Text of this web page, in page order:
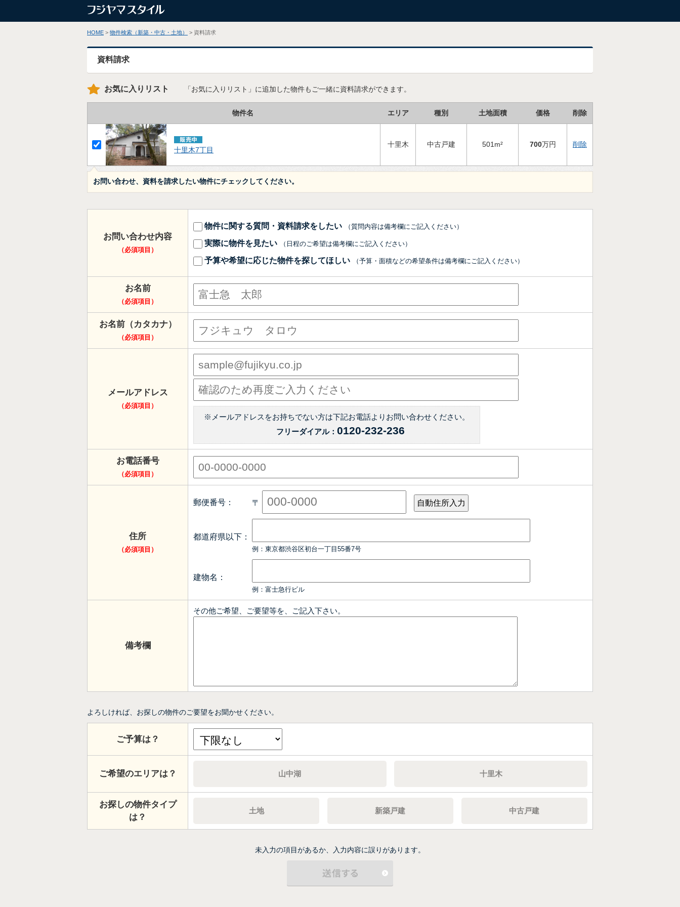
HOME > 物件検索（新築・中古・土地） > 資料請求
資料請求
お気に入りリスト 「お気に入りリスト」に追加した物件もご一緒に資料請求ができます。
物件名 エリア 種別 土地面積 価格 削除
十里木7丁目
十里木 中古戸建 501m² 700万円 削除
お問い合わせ、資料を請求したい物件にチェックしてください。
お問い合わせ内容
（必須項目）
物件に関する質問・資料請求をしたい （質問内容は備考欄にご記入ください）
実際に物件を見たい （日程のご希望は備考欄にご記入ください）
予算や希望に応じた物件を探してほしい （予算・面積などの希望条件は備考欄にご記入ください）
お名前
（必須項目）
お名前（カタカナ）
（必須項目）
メールアドレス
（必須項目）
※メールアドレスをお持ちでない方は下記お電話よりお問い合わせください。
フリーダイアル：0120-232-236
お電話番号
（必須項目）
住所
（必須項目）
郵便番号： 〒
都道府県以下：
例：東京都渋谷区初台一丁目55番7号
建物名：
例：富士急行ビル
備考欄
その他ご希望、ご要望等を、ご記入下さい。
よろしければ、お探しの物件のご要望をお聞かせください。
ご予算は？
ご希望のエリアは？ 山中湖 十里木
お探しの物件タイプ
は？
土地 新築戸建 中古戸建
未入力の項目があるか、入力内容に誤りがあります。